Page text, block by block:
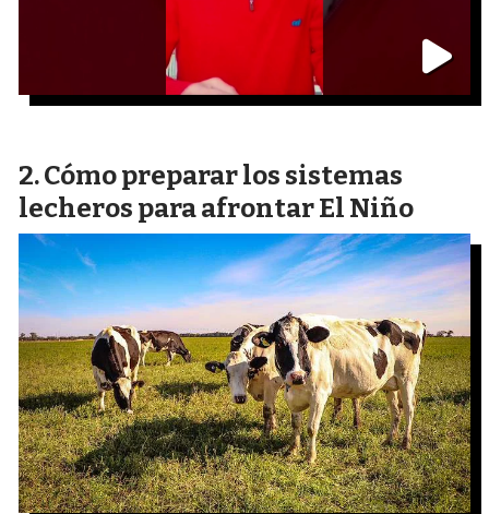
Cómo preparar los sistemas
lecheros para afrontar El Niño